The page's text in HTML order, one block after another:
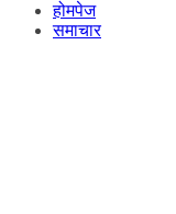
होमपेज
समाचार